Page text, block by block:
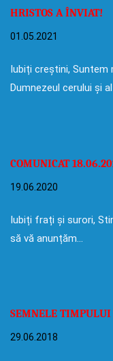
HRISTOS A ÎNVIAT!
01.05.2021
Iubiți creștini, Suntem
Dumnezeul cerului și
COMUNICAT
19.06.2020
Iubiți frați și surori,
să vă anunțăm…
SEMNELE TIMPULUI
29.06.2018